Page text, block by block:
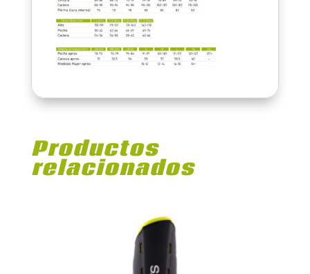
Productos
relacionados